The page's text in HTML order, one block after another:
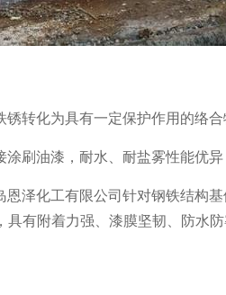
转化为具有一定保护作用的络合
刷油漆，耐水、耐盐雾性能优
泽化工有限公司针对钢铁结构
具有附着力强、漆膜坚韧、防